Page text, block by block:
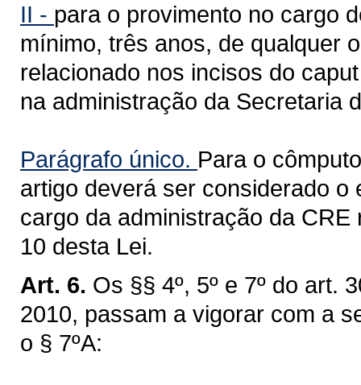
II - para o provimento no cargo
mínimo, três anos, de qualquer
relacionado nos incisos do
na administração da Secretaria
Parágrafo único. Para o
artigo deverá ser considerado
cargo da administração da
10 desta Lei.
Art. 6. Os §§ 4º, 5º e 7º do art.
2010, passam a vigorar com a
o § 7ºA: